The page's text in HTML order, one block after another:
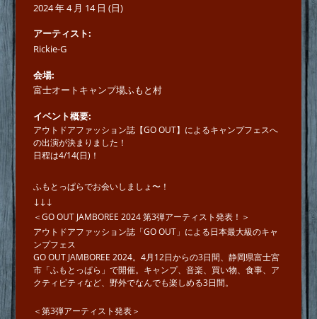
2024 年 4 月 14 日 (日)
アーティスト
Rickie-G
会場
富士オートキャンプ場ふもと村
イベント概要
アウトドアファッション誌【GO OUT】によるキャンプフェスへ
の出演が決まりました！
日程は4/14(日)！
ふもとっぱらでお会いしましょ〜！
↓↓↓
＜GO OUT JAMBOREE 2024 第3弾アーティスト発表！＞
アウトドアファッション誌「GO OUT」による日本最大級のキャ
ンプフェス
GO OUT JAMBOREE 2024。4月12日からの3日間、静岡県富士宮
市「ふもとっぱら」で開催。キャンプ、音楽、買い物、食事、ア
クティビティなど、野外でなんでも楽しめる3日間。
＜第3弾アーティスト発表＞